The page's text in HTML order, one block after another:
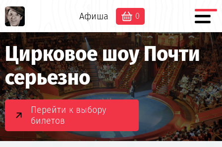
Афиша 0
Цирковое шоу Почти
серьезно
Перейти к выбору
билетов